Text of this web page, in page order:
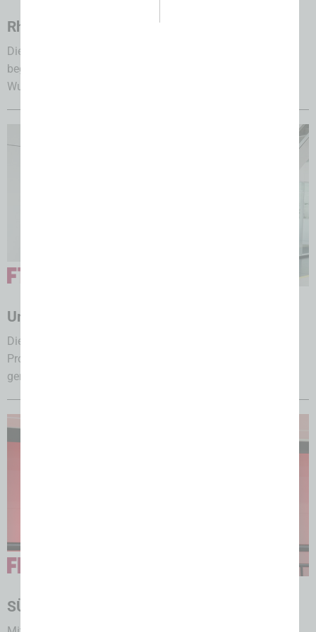
Rhöner Metzger sind gewappnet
Die heiße Phase für den 13. Rhöner Wurstmarkt hat
begonnen. Rund zwei Monate vor dem feierlichen
Wurstanschnitt durch Bundesernährungsminister Alois...
Umfirmierung zu Lanitech
Die Poly-clip System Vertriebs- und Service GmbH und die
Process-Pack Deutschland GmbH treten ab sofort
gemeinsam unter einem neuen Namen...
SÜFFA 2026: Team Cup & mehr